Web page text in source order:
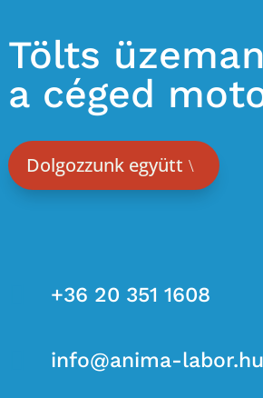
Tölts
a céged
Dolgozzunk együtt
+36 20 351 1608
info@anima-labor.hu